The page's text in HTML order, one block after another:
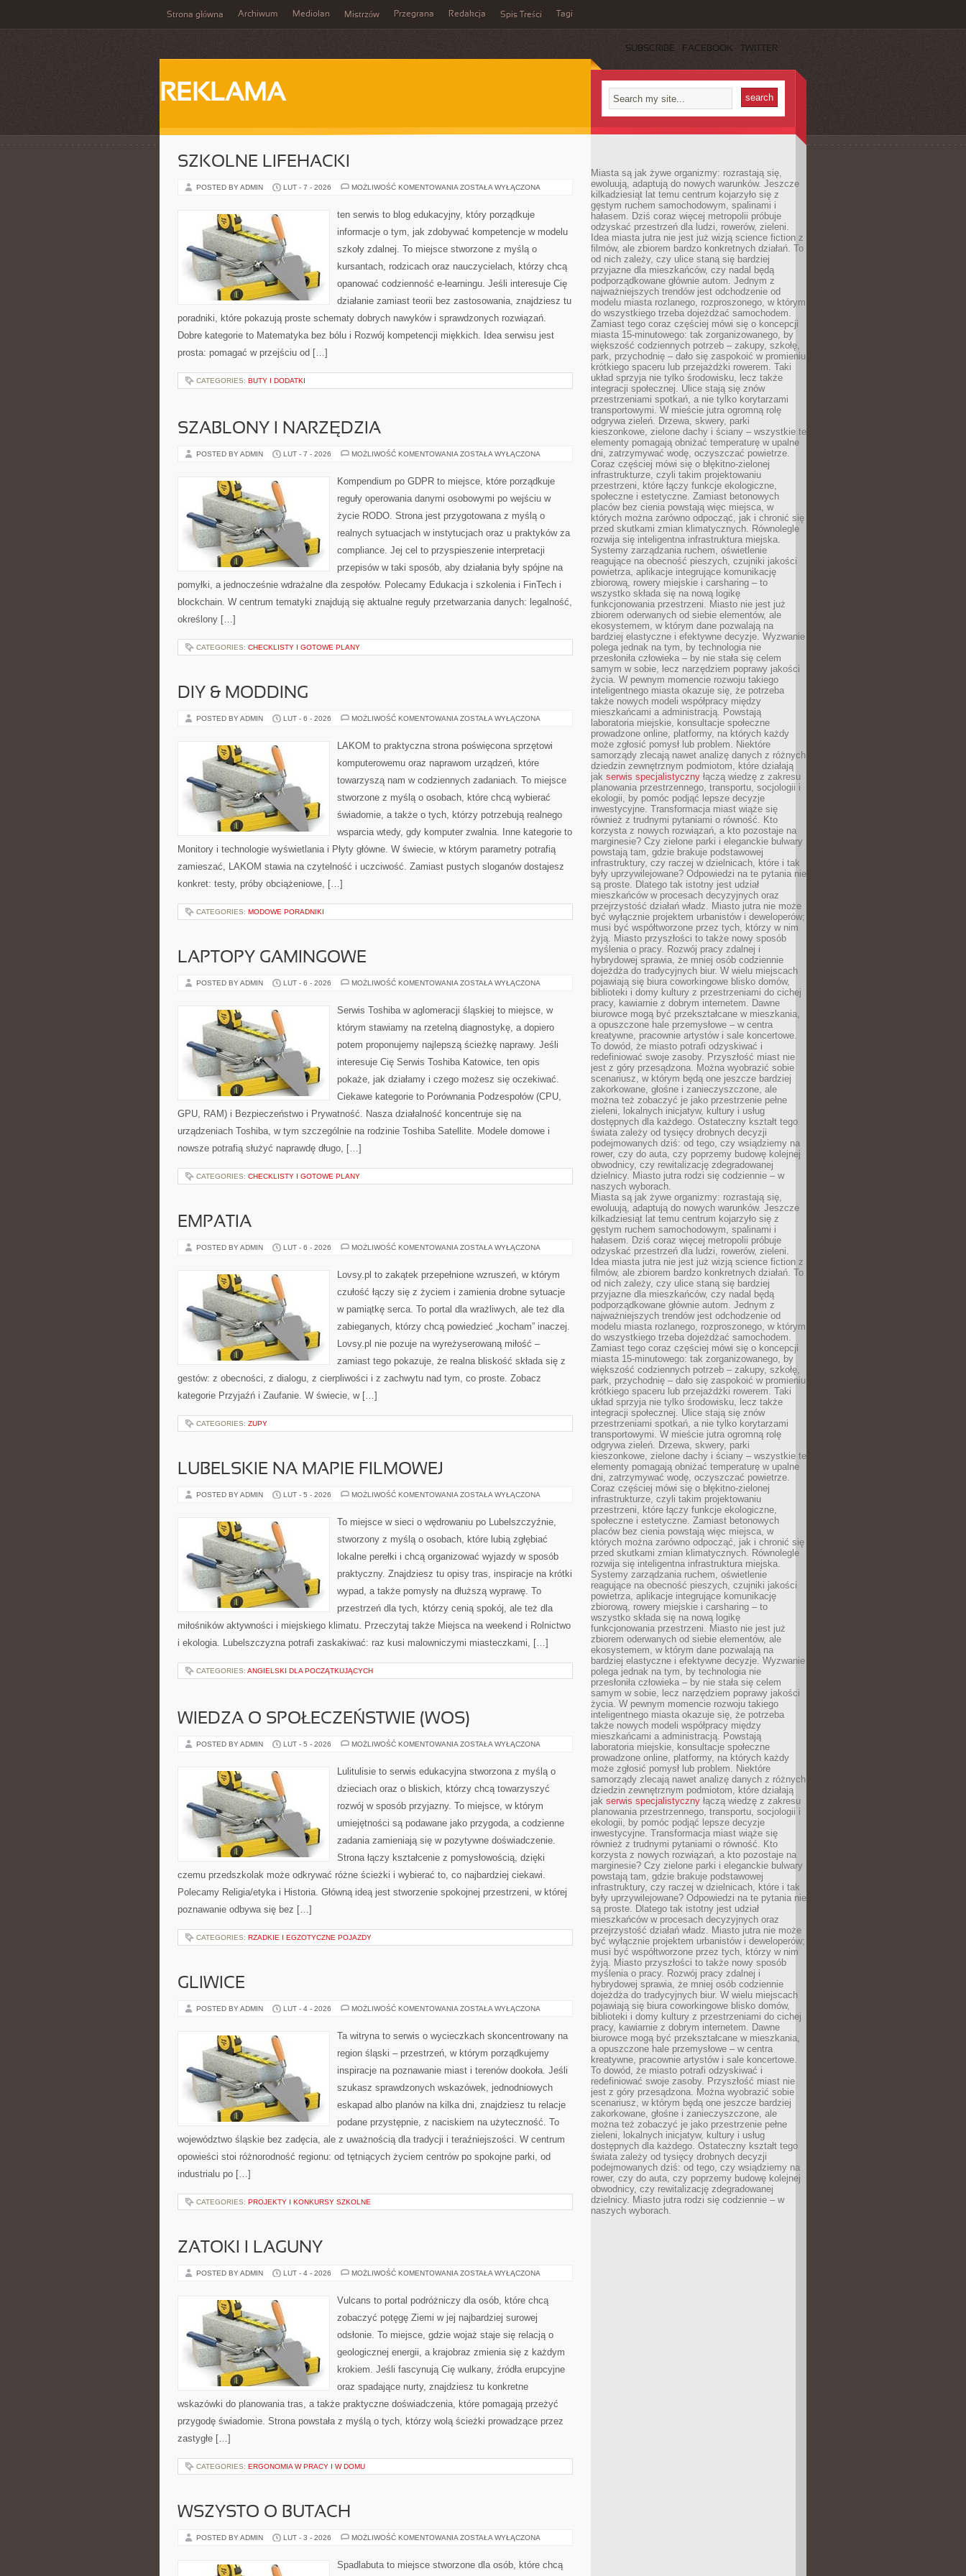
Strona główna Archiwum Mediolan Mistrzów Przegrana Redakcja Spis Treści Tagi
SUBSCRIBE FACEBOOK TWITTER
REKLAMA
SZKOLNE LIFEHACKI
POSTED BY ADMIN LUT - 7 - 2026 MOŻLIWOŚĆ KOMENTOWANIA SZKOLNE
ZOSTAŁA WYŁĄCZONA
ten serwis to blog edukacyjny, który porządkuje
informacje o tym, jak zdobywać kompetencje w modelu
szkoły zdalnej. To miejsce stworzone z myślą o
kursantach, rodzicach oraz nauczycielach, którzy chcą
opanować codzienność e-learningu. Jeśli interesuje Cię
działanie zamiast teorii bez zastosowania, znajdziesz tu
poradniki, które pokazują proste schematy dobrych nawyków i sprawdzonych rozwiązań.
Dobre kategorie to Matematyka bez bólu i Rozwój kompetencji miękkich. Idea serwisu jest
prosta: pomagać w przejściu od […]
CATEGORIES: BUTY I DODATKI
SZABLONY I NARZĘDZIA
POSTED BY ADMIN LUT - 7 - 2026 MOŻLIWOŚĆ KOMENTOWANIA SZABLONY
ZOSTAŁA WYŁĄCZONA
Kompendium po GDPR to miejsce, które porządkuje
reguły operowania danymi osobowymi po wejściu w
życie RODO. Strona jest przygotowana z myślą o
realnych sytuacjach w instytucjach oraz u praktyków za
compliance. Jej cel to przyspieszenie interpretacji
przepisów w taki sposób, aby działania były spójne na
pomyłki, a jednocześnie wdrażalne dla zespołów. Polecamy Edukacja i szkolenia i FinTech i
blockchain. W centrum tematyki znajdują się aktualne reguły przetwarzania danych: legalność,
określony […]
CATEGORIES: CHECKLISTY I GOTOWE PLANY
DIY & MODDING
POSTED BY ADMIN LUT - 6 - 2026 MOŻLIWOŚĆ KOMENTOWANIA DIY
ZOSTAŁA WYŁĄCZONA
LAKOM to praktyczna strona poświęcona sprzętowi
komputerowemu oraz naprawom urządzeń, które
towarzyszą nam w codziennych zadaniach. To miejsce
stworzone z myślą o osobach, które chcą wybierać
świadomie, a także o tych, którzy potrzebują realnego
wsparcia wtedy, gdy komputer zwalnia. Inne kategorie to
Monitory i technologie wyświetlania i Płyty główne. W świecie, w którym parametry potrafią
zamieszać, LAKOM stawia na czytelność i uczciwość. Zamiast pustych sloganów dostajesz
konkret: testy, próby obciążeniowe, […]
CATEGORIES: MODOWE PORADNIKI
LAPTOPY GAMINGOWE
POSTED BY ADMIN LUT - 6 - 2026 MOŻLIWOŚĆ KOMENTOWANIA LAPTOPY
ZOSTAŁA WYŁĄCZONA
Serwis Toshiba w aglomeracji śląskiej to miejsce, w
którym stawiamy na rzetelną diagnostykę, a dopiero
potem proponujemy najlepszą ścieżkę naprawy. Jeśli
interesuje Cię Serwis Toshiba Katowice, ten opis
pokaże, jak działamy i czego możesz się oczekiwać.
Ciekawe kategorie to Porównania Podzespołów (CPU,
GPU, RAM) i Bezpieczeństwo i Prywatność. Nasza działalność koncentruje się na
urządzeniach Toshiba, w tym szczególnie na rodzinie Toshiba Satellite. Modele domowe i
nowsze potrafią służyć naprawdę długo, […]
CATEGORIES: CHECKLISTY I GOTOWE PLANY
EMPATIA
POSTED BY ADMIN LUT - 6 - 2026 MOŻLIWOŚĆ KOMENTOWANIA EMPATIA
ZOSTAŁA WYŁĄCZONA
Lovsy.pl to zakątek przepełnione wzruszeń, w którym
czułość łączy się z życiem i zamienia drobne sytuacje
w pamiątkę serca. To portal dla wrażliwych, ale też dla
zabieganych, którzy chcą powiedzieć „kocham” inaczej.
Lovsy.pl nie pozuje na wyreżyserowaną miłość –
zamiast tego pokazuje, że realna bliskość składa się z
gestów: z obecności, z dialogu, z cierpliwości i z zachwytu nad tym, co proste. Zobacz
kategorie Przyjaźń i Zaufanie. W świecie, w […]
CATEGORIES: ZUPY
LUBELSKIE NA MAPIE FILMOWEJ
POSTED BY ADMIN LUT - 5 - 2026 MOŻLIWOŚĆ KOMENTOWANIA LUBELSKIE
FILMOWEJ
ZOSTAŁA WYŁĄCZONA
To miejsce w sieci o wędrowaniu po Lubelszczyźnie,
stworzony z myślą o osobach, które lubią zgłębiać
lokalne perełki i chcą organizować wyjazdy w sposób
praktyczny. Znajdziesz tu opisy tras, inspiracje na krótki
wypad, a także pomysły na dłuższą wyprawę. To
przestrzeń dla tych, którzy cenią spokój, ale też dla
miłośników aktywności i miejskiego klimatu. Przeczytaj także Miejsca na weekend i Rolnictwo
i ekologia. Lubelszczyzna potrafi zaskakiwać: raz kusi malowniczymi miasteczkami, […]
CATEGORIES: ANGIELSKI DLA POCZĄTKUJĄCYCH
WIEDZA O SPOŁECZEŃSTWIE (WOS)
POSTED BY ADMIN LUT - 5 - 2026 MOŻLIWOŚĆ KOMENTOWANIA WIEDZA
(WOS)
ZOSTAŁA WYŁĄCZONA
Lulitulisie to serwis edukacyjna stworzona z myślą o
dzieciach oraz o bliskich, którzy chcą towarzyszyć
rozwój w sposób przyjazny. To miejsce, w którym
umiejętności są podawane jako przygoda, a codzienne
zadania zamieniają się w pozytywne doświadczenie.
Strona łączy kształcenie z pomysłowością, dzięki
czemu przedszkolak może odkrywać różne ścieżki i wybierać to, co najbardziej ciekawi.
Polecamy Religia/etyka i Historia. Główną ideą jest stworzenie spokojnej przestrzeni, w której
poznawanie odbywa się bez […]
CATEGORIES: RZADKIE I EGZOTYCZNE POJAZDY
GLIWICE
POSTED BY ADMIN LUT - 4 - 2026 MOŻLIWOŚĆ KOMENTOWANIA GLIWICE
ZOSTAŁA WYŁĄCZONA
Ta witryna to serwis o wycieczkach skoncentrowany na
region śląski – przestrzeń, w którym porządkujemy
inspiracje na poznawanie miast i terenów dookoła. Jeśli
szukasz sprawdzonych wskazówek, jednodniowych
eskapad albo planów na kilka dni, znajdziesz tu relacje
podane przystępnie, z naciskiem na użyteczność. To
województwo śląskie bez zadęcia, ale z uważnością dla tradycji i teraźniejszości. W centrum
opowieści stoi różnorodność regionu: od tętniących życiem centrów po spokojne parki, od
industrialu po […]
CATEGORIES: PROJEKTY I KONKURSY SZKOLNE
ZATOKI I LAGUNY
POSTED BY ADMIN LUT - 4 - 2026 MOŻLIWOŚĆ KOMENTOWANIA ZATOKI
ZOSTAŁA WYŁĄCZONA
Vulcans to portal podróżniczy dla osób, które chcą
zobaczyć potęgę Ziemi w jej najbardziej surowej
odsłonie. To miejsce, gdzie wojaż staje się relacją o
geologicznej energii, a krajobraz zmienia się z każdym
krokiem. Jeśli fascynują Cię wulkany, źródła erupcyjne
oraz spadające nurty, znajdziesz tu konkretne
wskazówki do planowania tras, a także praktyczne doświadczenia, które pomagają przeżyć
przygodę świadomie. Strona powstała z myślą o tych, którzy wolą ścieżki prowadzące przez
zastygłe […]
CATEGORIES: ERGONOMIA W PRACY I W DOMU
WSZYSTO O BUTACH
POSTED BY ADMIN LUT - 3 - 2026 MOŻLIWOŚĆ KOMENTOWANIA WSZYSTO
ZOSTAŁA WYŁĄCZONA
Spadlabuta to miejsce stworzone dla osób, które chcą
Miasta są jak żywe organizmy: rozrastają się,
ewoluują, adaptują do nowych warunków. Jeszcze
kilkadziesiąt lat temu centrum kojarzyło się z
gęstym ruchem samochodowym, spalinami i
hałasem. Dziś coraz więcej metropolii próbuje
odzyskać przestrzeń dla ludzi, rowerów, zieleni.
Idea miasta jutra nie jest już wizją science fiction z
filmów, ale zbiorem bardzo konkretnych działań. To
od nich zależy, czy ulice staną się bardziej
przyjazne dla mieszkańców, czy nadal będą
podporządkowane głównie autom. Jednym z
najważniejszych trendów jest odchodzenie od
modelu miasta rozlanego, rozproszonego, w którym
do wszystkiego trzeba dojeżdżać samochodem.
Zamiast tego coraz częściej mówi się o koncepcji
miasta 15-minutowego: tak zorganizowanego, by
większość codziennych potrzeb – zakupy, szkołę,
park, przychodnię – dało się zaspokoić w promieniu
krótkiego spaceru lub przejażdżki rowerem. Taki
układ sprzyja nie tylko środowisku, lecz także
integracji społecznej. Ulice stają się znów
przestrzeniami spotkań, a nie tylko korytarzami
transportowymi. W mieście jutra ogromną rolę
odgrywa zieleń. Drzewa, skwery, parki
kieszonkowe, zielone dachy i ściany – wszystkie te
elementy pomagają obniżać temperaturę w upalne
dni, zatrzymywać wodę, oczyszczać powietrze.
Coraz częściej mówi się o błękitno-zielonej
infrastrukturze, czyli takim projektowaniu
przestrzeni, które łączy funkcje ekologiczne,
społeczne i estetyczne. Zamiast betonowych
placów bez cienia powstają więc miejsca, w
których można zarówno odpocząć, jak i chronić się
przed skutkami zmian klimatycznych. Równolegle
rozwija się inteligentna infrastruktura miejska.
Systemy zarządzania ruchem, oświetlenie
reagujące na obecność pieszych, czujniki jakości
powietrza, aplikacje integrujące komunikację
zbiorową, rowery miejskie i carsharing – to
wszystko składa się na nową logikę
funkcjonowania przestrzeni. Miasto nie jest już
zbiorem oderwanych od siebie elementów, ale
ekosystemem, w którym dane pozwalają na
bardziej elastyczne i efektywne decyzje. Wyzwanie
polega jednak na tym, by technologia nie
przesłoniła człowieka – by nie stała się celem
samym w sobie, lecz narzędziem poprawy jakości
życia. W pewnym momencie rozwoju takiego
inteligentnego miasta okazuje się, że potrzeba
także nowych modeli współpracy między
mieszkańcami a administracją. Powstają
laboratoria miejskie, konsultacje społeczne
prowadzone online, platformy, na których każdy
może zgłosić pomysł lub problem. Niektóre
samorządy zlecają nawet analizę danych z różnych
dziedzin zewnętrznym podmiotom, które działają
jak serwis specjalistyczny łączą wiedzę z zakresu
planowania przestrzennego, transportu, socjologii i
ekologii, by pomóc podjąć lepsze decyzje
inwestycyjne. Transformacja miast wiąże się
również z trudnymi pytaniami o równość. Kto
korzysta z nowych rozwiązań, a kto pozostaje na
marginesie? Czy zielone parki i eleganckie bulwary
powstają tam, gdzie brakuje podstawowej
infrastruktury, czy raczej w dzielnicach, które i tak
były uprzywilejowane? Odpowiedzi na te pytania nie
są proste. Dlatego tak istotny jest udział
mieszkańców w procesach decyzyjnych oraz
przejrzystość działań władz. Miasto jutra nie może
być wyłącznie projektem urbanistów i deweloperów;
musi być współtworzone przez tych, którzy w nim
żyją. Miasto przyszłości to także nowy sposób
myślenia o pracy. Rozwój pracy zdalnej i
hybrydowej sprawia, że mniej osób codziennie
dojeżdża do tradycyjnych biur. W wielu miejscach
pojawiają się biura coworkingowe blisko domów,
biblioteki i domy kultury z przestrzeniami do cichej
pracy, kawiarnie z dobrym internetem. Dawne
biurowce mogą być przekształcane w mieszkania,
a opuszczone hale przemysłowe – w centra
kreatywne, pracownie artystów i sale koncertowe.
To dowód, że miasto potrafi odzyskiwać i
redefiniować swoje zasoby. Przyszłość miast nie
jest z góry przesądzona. Można wyobrazić sobie
scenariusz, w którym będą one jeszcze bardziej
zakorkowane, głośne i zanieczyszczone, ale
można też zobaczyć je jako przestrzenie pełne
zieleni, lokalnych inicjatyw, kultury i usług
dostępnych dla każdego. Ostateczny kształt tego
świata zależy od tysięcy drobnych decyzji
podejmowanych dziś: od tego, czy wsiądziemy na
rower, czy do auta, czy poprzemy budowę kolejnej
obwodnicy, czy rewitalizację zdegradowanej
dzielnicy. Miasto jutra rodzi się codziennie – w
naszych wyborach.
Miasta są jak żywe organizmy: rozrastają się,
ewoluują, adaptują do nowych warunków. Jeszcze
kilkadziesiąt lat temu centrum kojarzyło się z
gęstym ruchem samochodowym, spalinami i
hałasem. Dziś coraz więcej metropolii próbuje
odzyskać przestrzeń dla ludzi, rowerów, zieleni.
Idea miasta jutra nie jest już wizją science fiction z
filmów, ale zbiorem bardzo konkretnych działań. To
od nich zależy, czy ulice staną się bardziej
przyjazne dla mieszkańców, czy nadal będą
podporządkowane głównie autom. Jednym z
najważniejszych trendów jest odchodzenie od
modelu miasta rozlanego, rozproszonego, w którym
do wszystkiego trzeba dojeżdżać samochodem.
Zamiast tego coraz częściej mówi się o koncepcji
miasta 15-minutowego: tak zorganizowanego, by
większość codziennych potrzeb – zakupy, szkołę,
park, przychodnię – dało się zaspokoić w promieniu
krótkiego spaceru lub przejażdżki rowerem. Taki
układ sprzyja nie tylko środowisku, lecz także
integracji społecznej. Ulice stają się znów
przestrzeniami spotkań, a nie tylko korytarzami
transportowymi. W mieście jutra ogromną rolę
odgrywa zieleń. Drzewa, skwery, parki
kieszonkowe, zielone dachy i ściany – wszystkie te
elementy pomagają obniżać temperaturę w upalne
dni, zatrzymywać wodę, oczyszczać powietrze.
Coraz częściej mówi się o błękitno-zielonej
infrastrukturze, czyli takim projektowaniu
przestrzeni, które łączy funkcje ekologiczne,
społeczne i estetyczne. Zamiast betonowych
placów bez cienia powstają więc miejsca, w
których można zarówno odpocząć, jak i chronić się
przed skutkami zmian klimatycznych. Równolegle
rozwija się inteligentna infrastruktura miejska.
Systemy zarządzania ruchem, oświetlenie
reagujące na obecność pieszych, czujniki jakości
powietrza, aplikacje integrujące komunikację
zbiorową, rowery miejskie i carsharing – to
wszystko składa się na nową logikę
funkcjonowania przestrzeni. Miasto nie jest już
zbiorem oderwanych od siebie elementów, ale
ekosystemem, w którym dane pozwalają na
bardziej elastyczne i efektywne decyzje. Wyzwanie
polega jednak na tym, by technologia nie
przesłoniła człowieka – by nie stała się celem
samym w sobie, lecz narzędziem poprawy jakości
życia. W pewnym momencie rozwoju takiego
inteligentnego miasta okazuje się, że potrzeba
także nowych modeli współpracy między
mieszkańcami a administracją. Powstają
laboratoria miejskie, konsultacje społeczne
prowadzone online, platformy, na których każdy
może zgłosić pomysł lub problem. Niektóre
samorządy zlecają nawet analizę danych z różnych
dziedzin zewnętrznym podmiotom, które działają
jak serwis specjalistyczny łączą wiedzę z zakresu
planowania przestrzennego, transportu, socjologii i
ekologii, by pomóc podjąć lepsze decyzje
inwestycyjne. Transformacja miast wiąże się
również z trudnymi pytaniami o równość. Kto
korzysta z nowych rozwiązań, a kto pozostaje na
marginesie? Czy zielone parki i eleganckie bulwary
powstają tam, gdzie brakuje podstawowej
infrastruktury, czy raczej w dzielnicach, które i tak
były uprzywilejowane? Odpowiedzi na te pytania nie
są proste. Dlatego tak istotny jest udział
mieszkańców w procesach decyzyjnych oraz
przejrzystość działań władz. Miasto jutra nie może
być wyłącznie projektem urbanistów i deweloperów;
musi być współtworzone przez tych, którzy w nim
żyją. Miasto przyszłości to także nowy sposób
myślenia o pracy. Rozwój pracy zdalnej i
hybrydowej sprawia, że mniej osób codziennie
dojeżdża do tradycyjnych biur. W wielu miejscach
pojawiają się biura coworkingowe blisko domów,
biblioteki i domy kultury z przestrzeniami do cichej
pracy, kawiarnie z dobrym internetem. Dawne
biurowce mogą być przekształcane w mieszkania,
a opuszczone hale przemysłowe – w centra
kreatywne, pracownie artystów i sale koncertowe.
To dowód, że miasto potrafi odzyskiwać i
redefiniować swoje zasoby. Przyszłość miast nie
jest z góry przesądzona. Można wyobrazić sobie
scenariusz, w którym będą one jeszcze bardziej
zakorkowane, głośne i zanieczyszczone, ale
można też zobaczyć je jako przestrzenie pełne
zieleni, lokalnych inicjatyw, kultury i usług
dostępnych dla każdego. Ostateczny kształt tego
świata zależy od tysięcy drobnych decyzji
podejmowanych dziś: od tego, czy wsiądziemy na
rower, czy do auta, czy poprzemy budowę kolejnej
obwodnicy, czy rewitalizację zdegradowanej
dzielnicy. Miasto jutra rodzi się codziennie – w
naszych wyborach.